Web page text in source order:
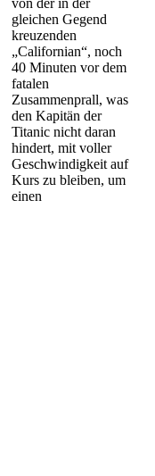
von der in der
gleichen Gegend
kreuzenden
„Californian“, noch
40 Minuten vor dem
fatalen
Zusammenprall, was
den Kapitän der
Titanic nicht daran
hindert, mit voller
Geschwindigkeit auf
Kurs zu bleiben, um
einen